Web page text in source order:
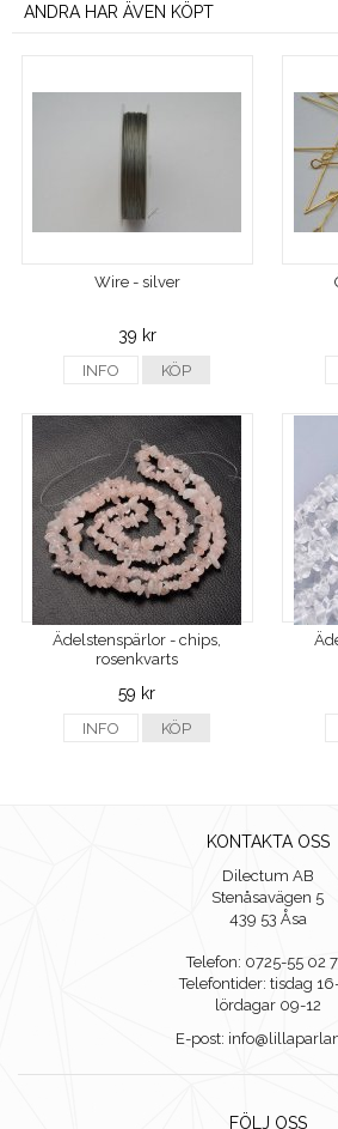
ANDRA HAR ÄVEN KÖPT
Wire - silver
39 kr
INFO KÖP
Ädelstenspärlor - chips,
rosenkvarts
59 kr
INFO KÖP
KONTAKTA OSS
Dilectum AB
Stenåsavägen 5
439 53 Åsa
Telefon: 0725-55 02
Telefontider: tisdag
lördagar 09-12
E-post:
FÖLJ OSS